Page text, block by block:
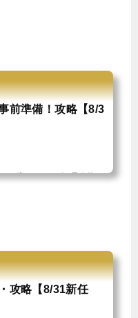
前準備！攻略【8/3
！僕はといえば、最終的に
は新任務が無かったため、
、この辺がトリガーだったら
＿人人人人人＿ ＞ 1個だ
けが燦然と輝く。これは実
攻略【8/31新任